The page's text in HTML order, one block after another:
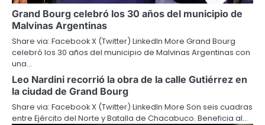
Grand Bourg celebró los 30 años del municipio de
Malvinas Argentinas
Share via: Facebook X (Twitter) LinkedIn More Grand Bourg
celebró los 30 años del municipio de Malvinas Argentinas con
una…
Leo Nardini recorrió la obra de la calle Gutiérrez en
la ciudad de Grand Bourg
Share via: Facebook X (Twitter) LinkedIn More Son seis cuadras
entre Ejército del Norte y Batalla de Chacabuco. Beneficia al…